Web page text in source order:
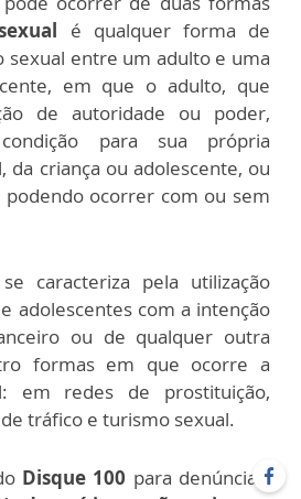
é qualquer forma de
sexual entre um adulto e uma
em que o adulto, que
de autoridade ou poder,
para sua própria
da criança ou adolescente, ou
ocorrer com ou sem
se caracteriza pela utilização
adolescentes com a intenção
ou de qualquer outra
formas em que ocorre a
em redes de prostituição,
tráfico e turismo sexual.
Disque 100 para denúncias,